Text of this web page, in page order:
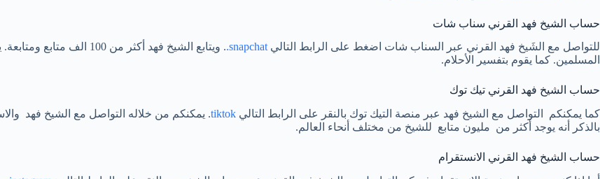
حساب الشيخ فهد القرني سناب شات
للتواصل مع الشَيخ فهد القرني عبر السناب شات اضغط على الرابط التالي snapchat.
. ويتابع الشيخ فهد أكثر
المسلمين. كما يقوم بتفسير الأحلام.
حساب الشيخ فهد القرني تيك توك
كما يمكنكم التواصل مع الشيخ فهد عبر منصة التيك توك بالنقر على الرابط التالي tiktok. يمكنكم من خلاله التواصل مع الشيخ فهد
بالذكر أنه يوجد أكثر من مليون متابع للشيخ من مختلف أنحاء العالم.
حساب الشيخ فهد القرني الانستقرام